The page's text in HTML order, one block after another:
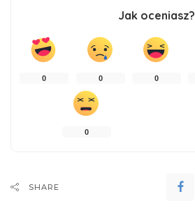
Jak oceniasz?
0 0 0
0
SHARE